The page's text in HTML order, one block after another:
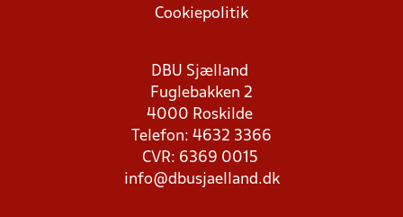
Cookiepolitik
DBU Sjælland
Fuglebakken 2
4000 Roskilde
Telefon: 4632 3366
CVR: 6369 0015
info@dbusjaelland.dk